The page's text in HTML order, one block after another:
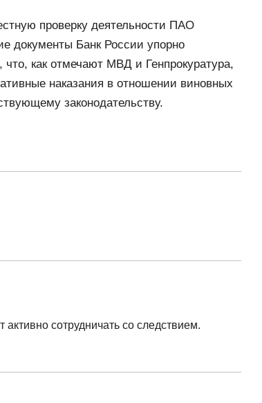
проверку деятельности ПАО
документы Банк России упорно
что, как отмечают МВД и Генпрокуратура,
наказания в отношении виновных
законодательству.
сотрудничать со следствием.